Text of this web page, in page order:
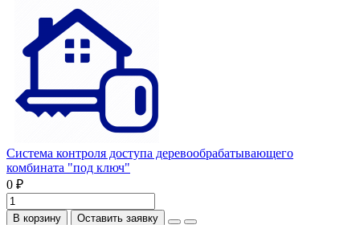
Система контроля доступа деревообрабатывающего
комбината "под ключ"
0 ₽
В корзину Оставить заявку